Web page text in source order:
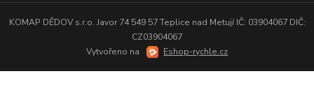
KOMAP DĚDOV s.r.o. Javor 74 549 57 Teplice nad Metují IČ: 03904067 DIČ:
CZ03904067
Vytvořeno na
Eshop-rychle.cz